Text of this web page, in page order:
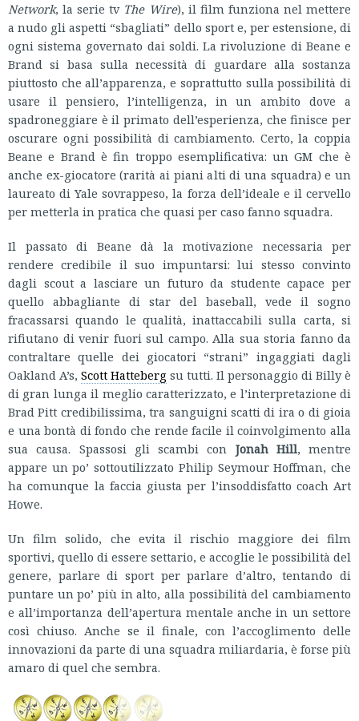
Network, la serie tv The Wire), il film funziona nel mettere
a nudo gli aspetti “sbagliati” dello sport e, per estensione, di
ogni sistema governato dai soldi. La rivoluzione di Beane e
Brand si basa sulla necessità di guardare alla sostanza
piuttosto che all’apparenza, e soprattutto sulla possibilità di
usare il pensiero, l’intelligenza, in un ambito dove a
spadroneggiare è il primato dell’esperienza, che finisce per
oscurare ogni possibilità di cambiamento. Certo, la coppia
Beane e Brand è fin troppo esemplificativa: un GM che è
anche ex-giocatore (rarità ai piani alti di una squadra) e un
laureato di Yale sovrappeso, la forza dell’ideale e il cervello
per metterla in pratica che quasi per caso fanno squadra.
Il passato di Beane dà la motivazione necessaria per
rendere credibile il suo impuntarsi: lui stesso convinto
dagli scout a lasciare un futuro da studente capace per
quello abbagliante di star del baseball, vede il sogno
fracassarsi quando le qualità, inattaccabili sulla carta, si
rifiutano di venir fuori sul campo. Alla sua storia fanno da
contraltare quelle dei giocatori “strani” ingaggiati dagli
Oakland A’s, Scott Hatteberg su tutti. Il personaggio di Billy è
di gran lunga il meglio caratterizzato, e l’interpretazione di
Brad Pitt credibilissima, tra sanguigni scatti di ira o di gioia
e una bontà di fondo che rende facile il coinvolgimento alla
sua causa. Spassosi gli scambi con Jonah Hill, mentre
appare un po’ sottoutilizzato Philip Seymour Hoffman, che
ha comunque la faccia giusta per l’insoddisfatto coach Art
Howe.
Un film solido, che evita il rischio maggiore dei film
sportivi, quello di essere settario, e accoglie le possibilità del
genere, parlare di sport per parlare d’altro, tentando di
puntare un po’ più in alto, alla possibilità del cambiamento
e all’importanza dell’apertura mentale anche in un settore
così chiuso. Anche se il finale, con l’accoglimento delle
innovazioni da parte di una squadra miliardaria, è forse più
amaro di quel che sembra.